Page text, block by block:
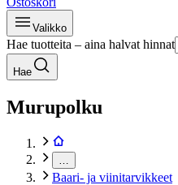
Valikko
Hae tuotteita – aina halvat hinnat
Hae
Murupolku
Baari- ja viinitarvikkeet